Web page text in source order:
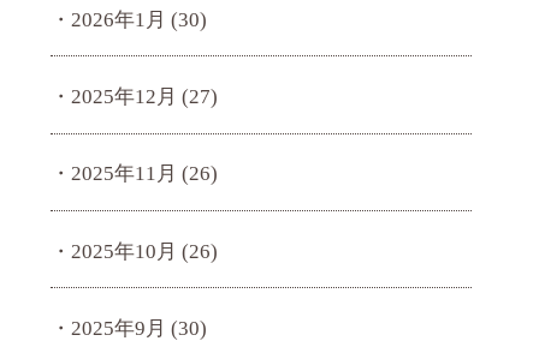
2026年1月 (30)
2025年12月 (27)
2025年11月 (26)
2025年10月 (26)
2025年9月 (30)